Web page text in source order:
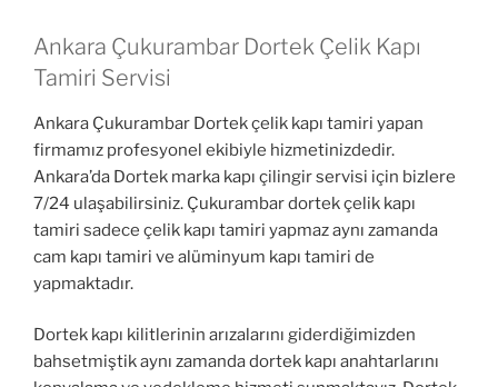
Ankara Çukurambar Dortek Çelik Kapı
Tamiri Servisi
Ankara Çukurambar Dortek çelik kapı tamiri yapan
firmamız profesyonel ekibiyle hizmetinizdedir.
Ankara’da Dortek marka kapı çilingir servisi için bizlere
7/24 ulaşabilirsiniz. Çukurambar dortek çelik kapı
tamiri sadece çelik kapı tamiri yapmaz aynı zamanda
cam kapı tamiri ve alüminyum kapı tamiri de
yapmaktadır.
Dortek kapı kilitlerinin arızalarını giderdiğimizden
bahsetmiştik aynı zamanda dortek kapı anahtarlarını